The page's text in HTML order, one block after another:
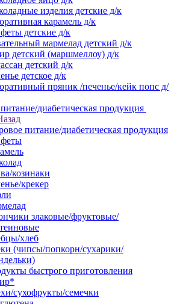
изделия детские д/к
карамель д/к
детские д/к
мармелад детский д/к
детский (маршмеллоу) д/к
детский д/к
детское д/к
пряник /печенье/кейк попс д/
диабетическая продукция
питание/диабетическая продукция
козинаки
крекер
злаковые/фруктовые/
хлеб
(чипсы/попкорн/сухарики/
быстрого приготовления
сухофрукты/семечки